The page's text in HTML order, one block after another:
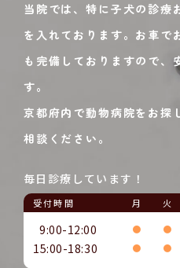
当院では、特に子犬の診療
を入れております。お車で
も完備しておりますので、
す。
京都府内で動物病院をお探
相談ください。
毎日診療しています！
受付時間 月 火
9:00-12:00 ● ●
15:00-18:30 ● ●